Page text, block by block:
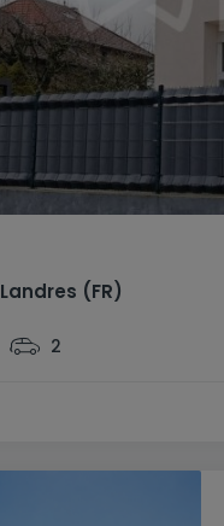
Landres (FR)
2